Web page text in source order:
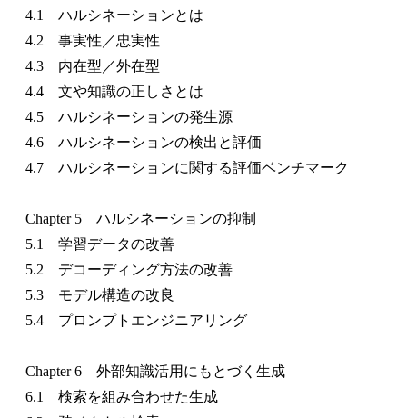
4.1 ハルシネーションとは
4.2 事実性／忠実性
4.3 内在型／外在型
4.4 文や知識の正しさとは
4.5 ハルシネーションの発生源
4.6 ハルシネーションの検出と評価
4.7 ハルシネーションに関する評価ベンチマーク
Chapter 5 ハルシネーションの抑制
5.1 学習データの改善
5.2 デコーディング方法の改善
5.3 モデル構造の改良
5.4 プロンプトエンジニアリング
Chapter 6 外部知識活用にもとづく生成
6.1 検索を組み合わせた生成